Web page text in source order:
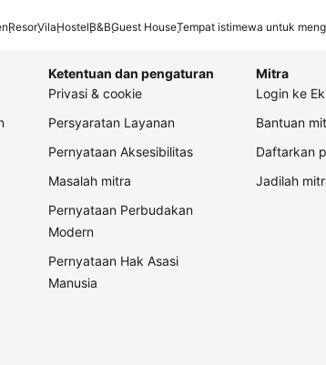
ResorVilaHostelB&BGuest HouseTempat istimewa untuk
Ketentuan dan pengaturan
Privasi & cookie
Persyaratan Layanan
Pernyataan Aksesibilitas
Masalah mitra
Pernyataan Perbudakan
Modern
Pernyataan Hak Asasi
Manusia
Mitra
Login ke
Bantuan
Daftarkan
Jadilah